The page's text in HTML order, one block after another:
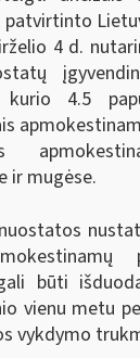
4 d.
kurio 4.5
ir mugėse.
būti
vienu metu
vykdymo